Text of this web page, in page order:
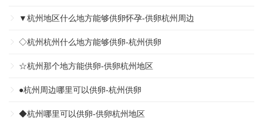
▼杭州地区什么地方能够供卵怀孕-供卵杭州周边
◇杭州杭州什么地方能够供卵-杭州供卵
☆杭州那个地方能供卵-供卵杭州地区
●杭州周边哪里可以供卵-杭州供卵
◆杭州哪里可以供卵-供卵杭州地区